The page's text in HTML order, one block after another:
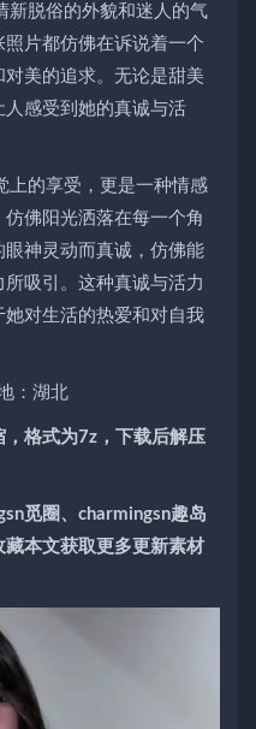
新脱俗的外貌和迷人的气
片都仿佛在诉说着一个
美的追求。无论是甜美
感受到她的真诚与活
上的享受，更是一种情感
佛阳光洒落在每一个角
神灵动而真诚，仿佛能
吸引。这种真诚与活力
对生活的热爱和对自我
：湖北
格式为7z，下载后解压
觅圈、charmingsn趣岛
本文获取更多更新素材